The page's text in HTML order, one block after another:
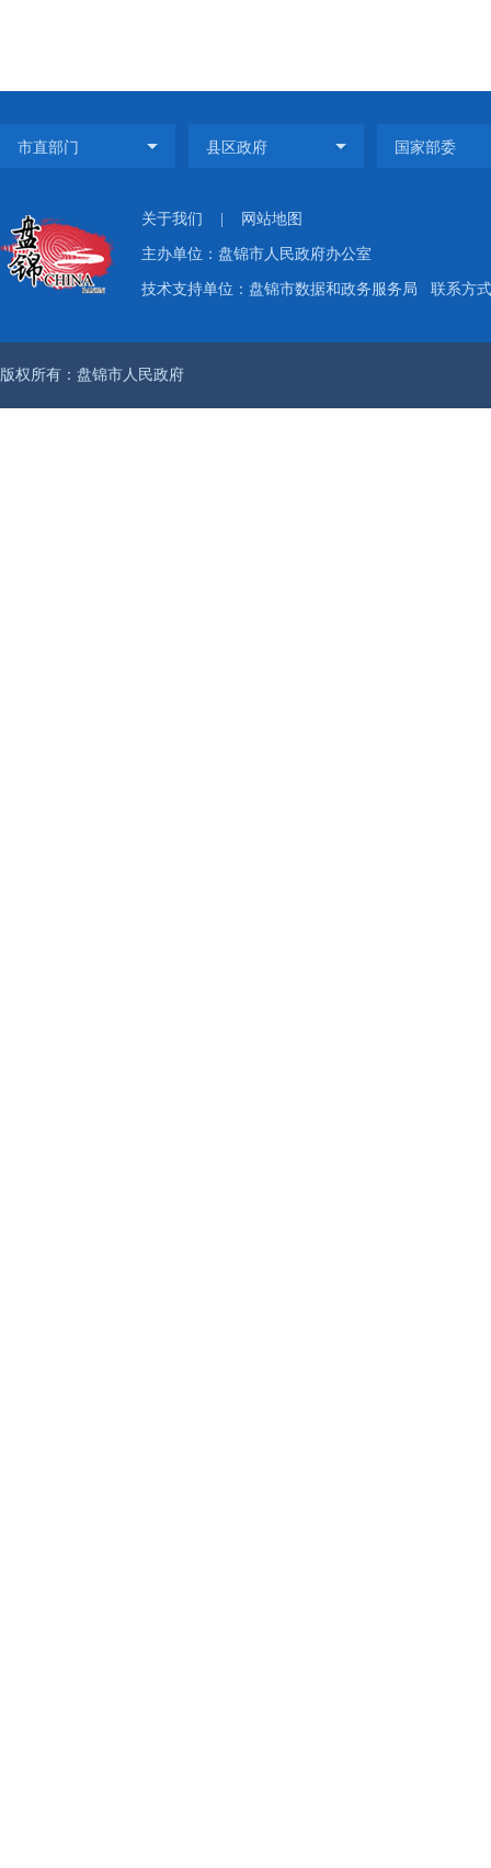
关于我们 网站地图
主办单位：盘锦市人民政府办公室
技术支持单位：盘锦市数据和政务服务局 联系方
版权所有：盘锦市人民政府